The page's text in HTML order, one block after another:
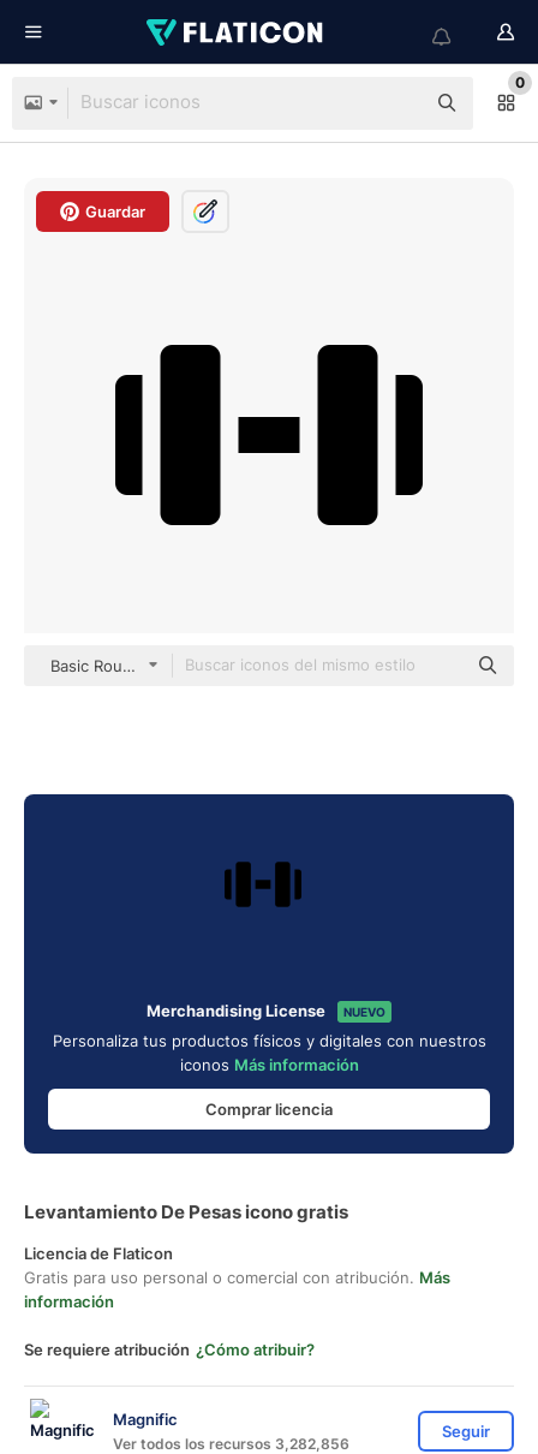
0
Guardar
Basic Rounded Filled
Merchandising License NUEVO
Personaliza tus productos físicos y digitales con nuestros
iconos Más información
Comprar licencia
Levantamiento De Pesas icono gratis
Licencia de Flaticon
Gratis para uso personal o comercial con atribución. Más
información
Se requiere atribución ¿Cómo atribuir?
Magnific
Ver todos los recursos 3,282,856
Seguir